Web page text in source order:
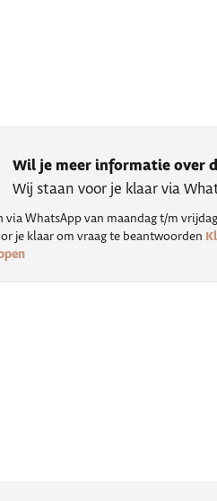
Wil je meer informatie over
Wij staan voor je klaar via
via WhatsApp van maandag t/m
je klaar om vraag te beantwoorden